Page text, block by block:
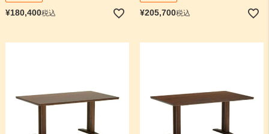
¥180,400税込 ¥205,700税込